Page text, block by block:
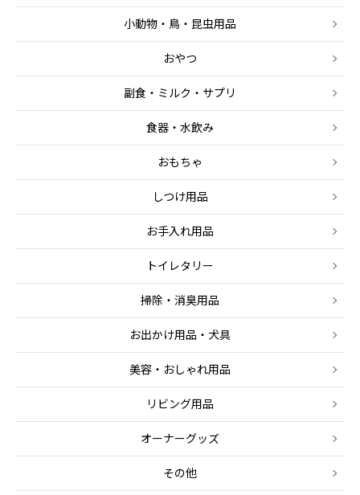
小動物・鳥・昆虫用品
おやつ
副食・ミルク・サプリ
食器・水飲み
おもちゃ
しつけ用品
お手入れ用品
トイレタリー
掃除・消臭用品
お出かけ用品・犬具
美容・おしゃれ用品
リビング用品
オーナーグッズ
その他